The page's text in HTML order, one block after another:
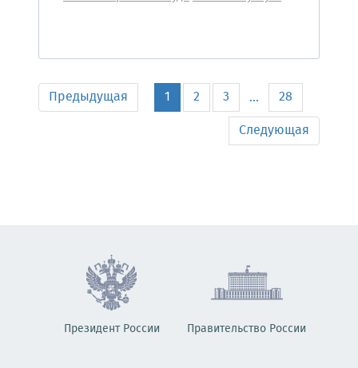
Предыдущая 1 2 3 ...
28
Следующая
Президент России Правительство России